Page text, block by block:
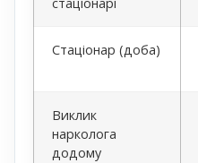
стаціонарі
Стаціонар (доба)
Виклик
нарколога
додому